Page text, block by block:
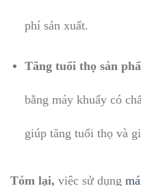
phí sản xuất.
Tăng tuổi thọ sản
bằng máy khuấy có
giúp tăng tuổi thọ và
Tóm lại, việc sử dụng